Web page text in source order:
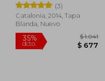
(3)
Catalonia, 2014, Tapa
Blanda, Nuevo